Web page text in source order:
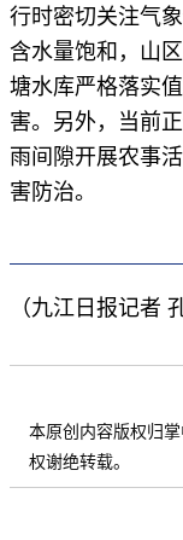
行时密切关注气
含水量饱和，山
塘水库严格落实
害。另外，当前
雨间隙开展农事
害防治。
（九江日报记者
本原创内容版权归
权谢绝转载。